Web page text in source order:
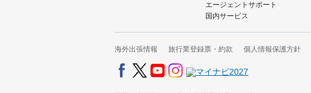
エージェントサポート
国内サービス
海外出張情報 旅行業登録票・約款 個人情報保護方針